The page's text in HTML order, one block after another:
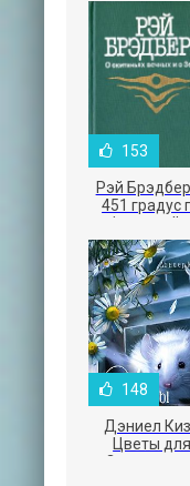
153
Рэй
451 градус
Фаренгейту
148
Дэниел
Цветы для
Элджернона